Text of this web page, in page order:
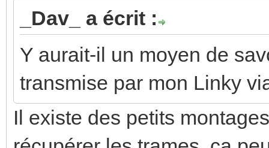
_Dav_ a écrit :
Y aurait-il un moyen de
transmise par mon Linky
Il existe des petits